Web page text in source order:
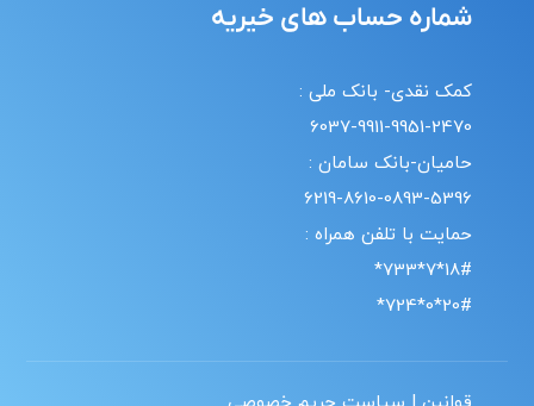
شماره حساب های خیریه
کمک نقدی- بانک ملی :
6037-9911-9951-2470
حامیان-بانک سامان :
6219-8610-0893-5396
حمایت با تلفن همراه :
18#*7*733*
20#*0*724*